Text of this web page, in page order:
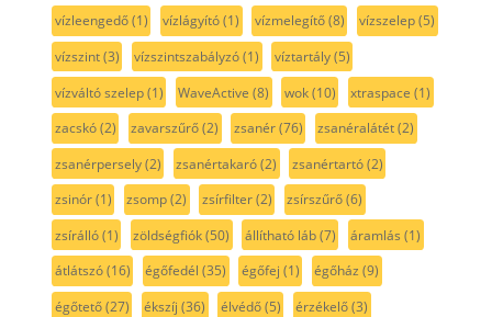
vízleengedő(1) vízlágyító(1) vízmelegítő(8) vízszelep(5)
vízszint(3) vízszintszabályzó(1) víztartály(5)
vízváltó szelep(1) WaveActive (8) wok(10) xtraspace (1)
zacskó(2) zavarszűrő(2) zsanér(76) zsanéralátét(2)
zsanérpersely(2) zsanértakaró(2) zsanértartó(2)
zsinór(1) zsomp(2) zsírfilter(2) zsírszűrő(6)
zsírálló(1) zöldségfiók(50) állítható láb(7) áramlás (1)
átlátszó(16) égőfedél (35) égőfej (1) égőház (9)
égőtető(27) ékszíj (36) élvédő(5) érzékelő(3)